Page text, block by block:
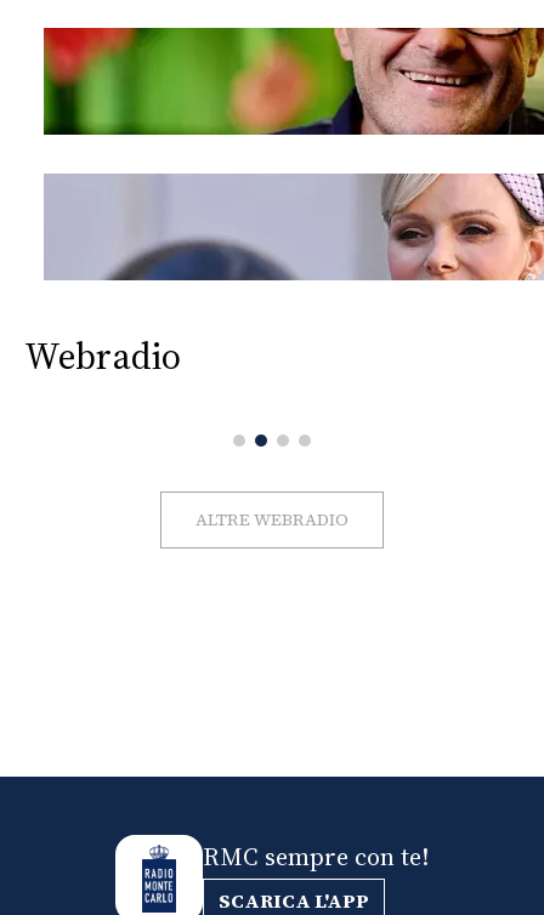
Webradio
ALTRE WEBRADIO
RMC sempre con te!
SCARICA L'APP